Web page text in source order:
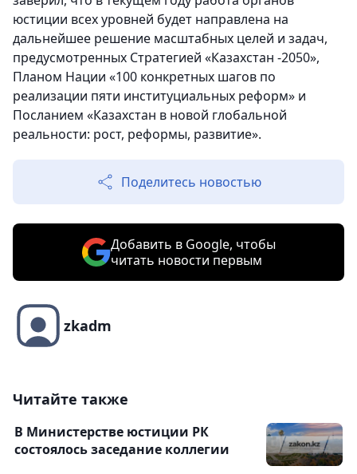
юстиции всех уровней будет направлена на
дальнейшее решение масштабных целей и задач,
предусмотренных Стратегией «Казахстан -2050»,
Планом Нации «100 конкретных шагов по
реализации пяти институциальных реформ» и
Посланием «Казахстан в новой глобальной
реальности: рост, реформы, развитие».
Поделитесь новостью
Добавить в Google, чтобы
читать новости первым
zkadm
Читайте также
В Министерстве юстиции РК
состоялось заседание коллегии